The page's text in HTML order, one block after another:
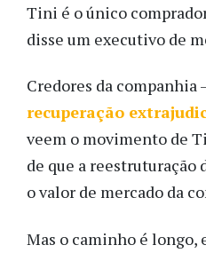
Tini é o único
disse um executivo de
Credores da companhia
recuperação
veem o movimento de
de que a reestruturação
o valor de mercado da
Mas o caminho é longo,